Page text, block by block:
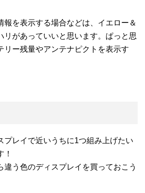
報を表示する場合などは、イエロー＆
リがあっていいと思います。ぱっと思
リー残量やアンテナピクトを表示す
プレイで近いうちに1つ組み上げたい
！
違う色のディスプレイを買っておこう